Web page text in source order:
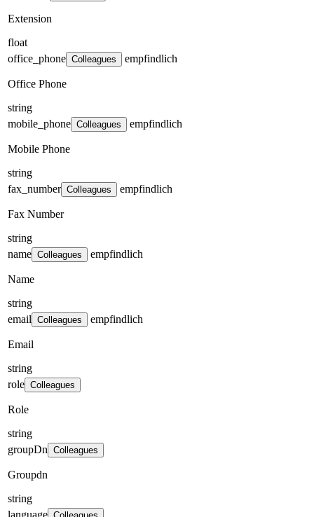
Extension
float
office_phone Colleagues empfindlich
Office Phone
string
mobile_phone Colleagues empfindlich
Mobile Phone
string
fax_number Colleagues empfindlich
Fax Number
string
name Colleagues empfindlich
Name
string
email Colleagues empfindlich
Email
string
role Colleagues
Role
string
groupDn Colleagues
Groupdn
string
language